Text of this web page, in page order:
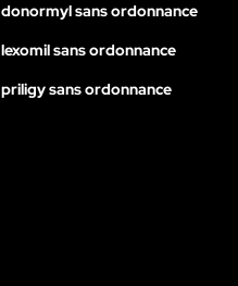
donormyl sans ordonnance
lexomil sans ordonnance
priligy sans ordonnance